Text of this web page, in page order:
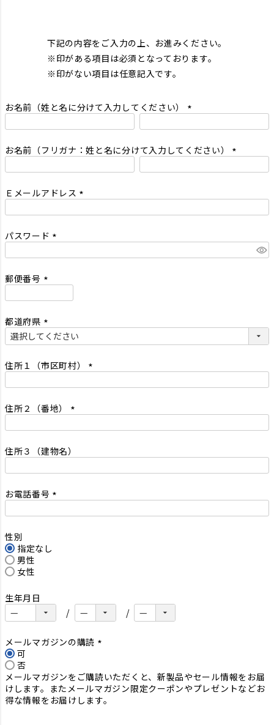
下記の内容をご入力の上、お進みください。
※印がある項目は必須となっております。
※印がない項目は任意記入です。
お名前（姓と名に分けて入力してください）
必
須
)
お名前（フリガナ：姓と名に分けて入力してください）
必
)
Ｅメールアドレス
必
)
パスワード
必
)
郵便番号
必
)
都道府県
(
必
須
)
住所１（市区町村）
必
)
住所２（番地）
必
)
住所３（建物名）
お電話番号
必
性別
指定なし
男性
女性
生年月日
メールマガジンの購読
須
)
可
否
メールマガジンをご購読いただくと、新製品やセール情報をお届
けします。またメールマガジン限定クーポンやプレゼントなどお
得な情報をお届けします。